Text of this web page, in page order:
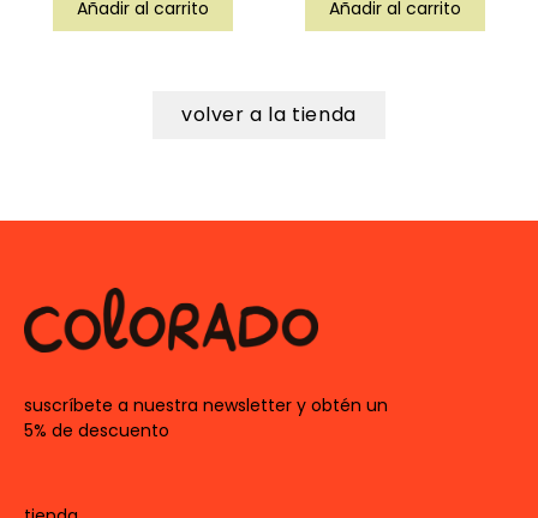
Añadir al carrito Añadir al carrito
volver a la tienda
suscríbete a nuestra newsletter y obtén un
5% de descuento